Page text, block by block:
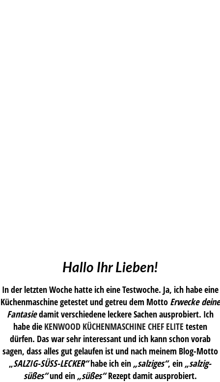
Hallo Ihr Lieben!
In der letzten Woche hatte ich eine Testwoche. Ja, ich habe eine
Küchenmaschine getestet und getreu dem Motto Erwecke deine
Fantasiedamit verschiedene leckere Sachen ausprobiert. Ich
habe die KENWOOD KÜCHENMASCHINE CHEF ELITE testen
dürfen. Das war sehr interessant und ich kann schon vorab
sagen, dass alles gut gelaufen ist und nach meinem Blog-Motto
„SALZIG-SÜSS-LECKER“habe ich ein „salziges“, ein „salzig-
süßes“und ein „süßes“Rezept damit ausprobiert.